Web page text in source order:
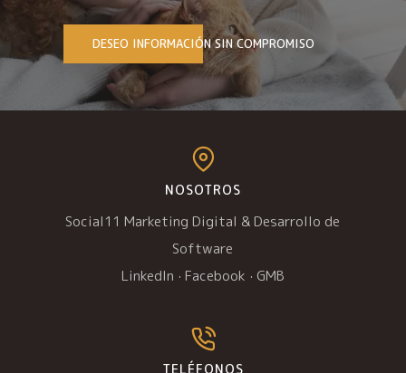
DESEO INFORMACIÓN SIN COMPROMISO
NOSOTROS
Social11 Marketing Digital & Desarrollo de
Software
LinkedIn · Facebook · GMB
TELÉFONOS